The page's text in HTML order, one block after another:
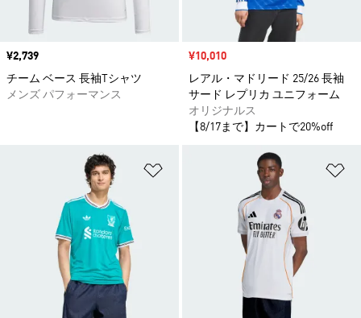
価格
¥2,739
チーム ベース 長袖Tシャツ
メンズ パフォーマンス
セール価格
¥10,010
レアル・マドリード 25/26 長袖
サード レプリカ ユニフォーム
オリジナルス
【8/17まで】カートで20%off
ほしいものリストに追加